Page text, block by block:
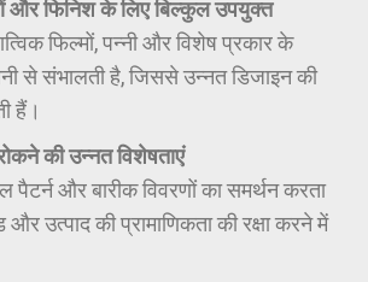
और फिनिश के लिए बिल्कुल उपयुक्त
फिल्मों, पन्नी और विशेष प्रकार के
से संभालती है, जिससे उन्नत डिजाइन की
हैं।
की उन्नत विशेषताएं
पैटर्न और बारीक विवरणों का समर्थन करता
उत्पाद की प्रामाणिकता की रक्षा करने में